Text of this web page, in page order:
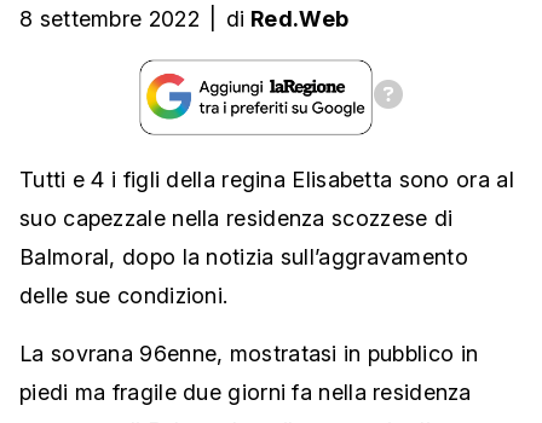
8 settembre 2022 di Red.Web
Tutti e 4 i figli della regina Elisabetta sono ora al
suo capezzale nella residenza scozzese di
Balmoral, dopo la notizia sull’aggravamento
delle sue condizioni.
La sovrana 96enne, mostratasi in pubblico in
piedi ma fragile due giorni fa nella residenza